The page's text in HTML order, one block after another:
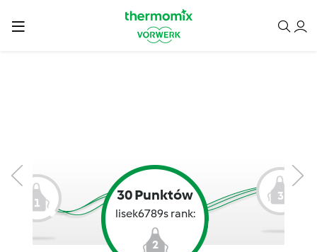
1 30 Punktów
lisek6789s rank:
2
3